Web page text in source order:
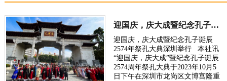
迎国庆，庆大成暨纪念孔子诞辰2574年祭孔大典深圳举行
迎国庆，庆大成暨纪念孔子诞辰
2574年祭孔大典深圳举行 本社讯
“迎国庆，庆大成”暨纪念孔子诞辰
2574周年祭孔大典于2023年10月5
日下午在深圳市龙岗区文博宫隆重